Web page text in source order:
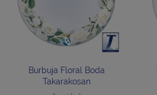
Burbuja Floral Boda
Takarakosan